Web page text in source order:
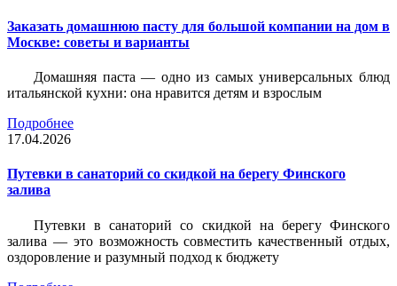
Заказать домашнюю пасту для большой компании на дом в
Москве: советы и варианты
Домашняя паста — одно из самых универсальных блюд
итальянской кухни: она нравится детям и взрослым
Подробнее
17.04.2026
Путевки в санаторий со скидкой на берегу Финского
залива
Путевки в санаторий со скидкой на берегу Финского
залива — это возможность совместить качественный отдых,
оздоровление и разумный подход к бюджету